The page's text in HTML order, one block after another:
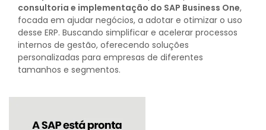
consultoria e implementação do SAP Business One,
focada em ajudar negócios, a adotar e otimizar o uso
desse ERP. Buscando simplificar e acelerar processos
internos de gestão, oferecendo soluções
personalizadas para empresas de diferentes
tamanhos e segmentos.